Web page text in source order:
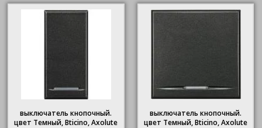
выключатель кнопочный.
цвет Темный, Bticino, Axolute
выключатель кнопочный.
цвет Темный, Bticino, Axolute